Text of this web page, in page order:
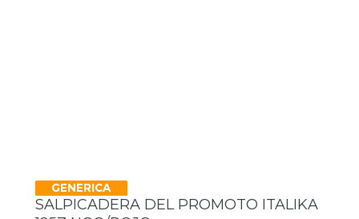
GENERICA
SALPICADERA DEL PROMOTO ITALIKA